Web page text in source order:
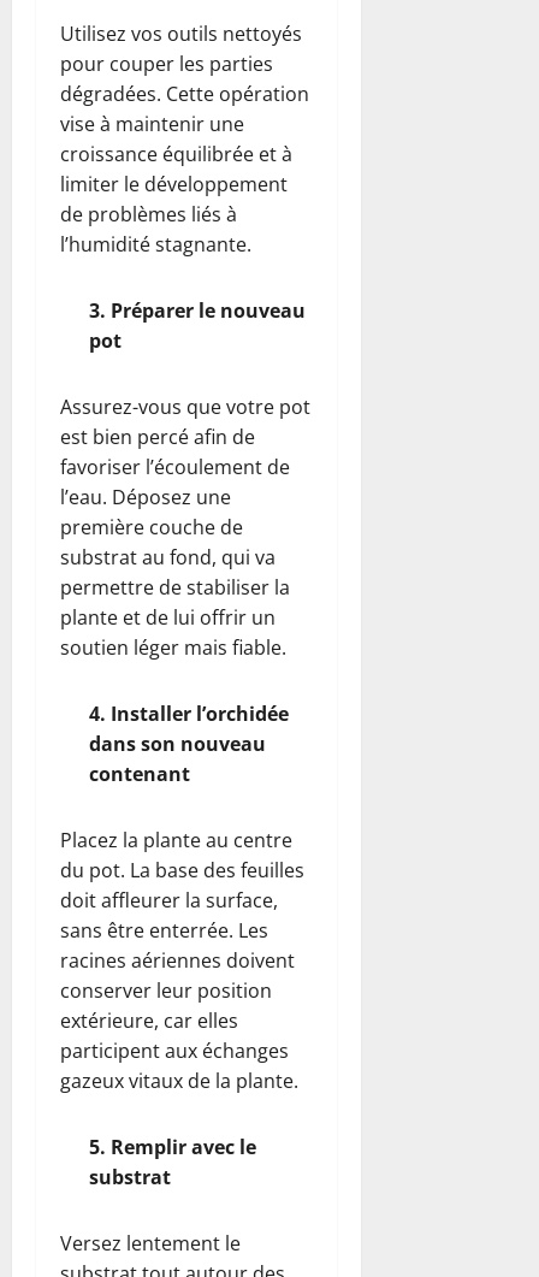
Utilisez vos outils nettoyés
pour couper les parties
dégradées. Cette opération
vise à maintenir une
croissance équilibrée et à
limiter le développement
de problèmes liés à
l’humidité stagnante.
3. Préparer le nouveau
pot
Assurez-vous que votre pot
est bien percé afin de
favoriser l’écoulement de
l’eau. Déposez une
première couche de
substrat au fond, qui va
permettre de stabiliser la
plante et de lui offrir un
soutien léger mais fiable.
4. Installer l’orchidée
dans son nouveau
contenant
Placez la plante au centre
du pot. La base des feuilles
doit affleurer la surface,
sans être enterrée. Les
racines aériennes doivent
conserver leur position
extérieure, car elles
participent aux échanges
gazeux vitaux de la plante.
5. Remplir avec le
substrat
Versez lentement le